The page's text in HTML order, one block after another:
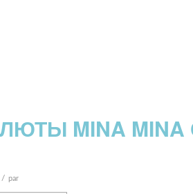
MINA
/ par